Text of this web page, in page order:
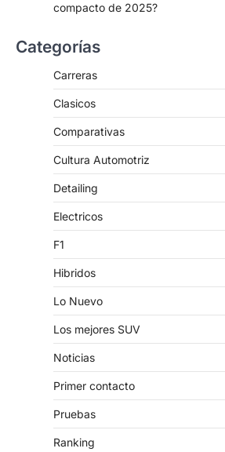
compacto de 2025?
Categorías
Carreras
Clasicos
Comparativas
Cultura Automotriz
Detailing
Electricos
F1
Hibridos
Lo Nuevo
Los mejores SUV
Noticias
Primer contacto
Pruebas
Ranking